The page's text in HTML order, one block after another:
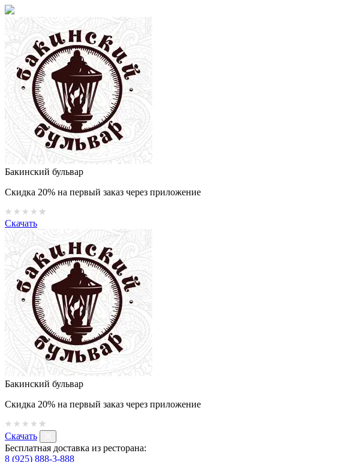
Бакинский бульвар
Скидка 20% на первый заказ через приложение
Скачать
Бакинский бульвар
Скидка 20% на первый заказ через приложение
Скачать
Бесплатная доставка из ресторана:
8 (925) 888-3-888